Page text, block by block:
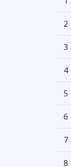
2
3
4
5
6
7
8